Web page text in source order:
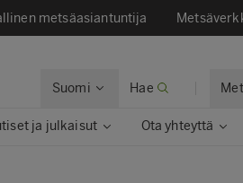
metsäasiantuntija
Suomi Hae
ja julkaisut​ Ota yhteyttä​